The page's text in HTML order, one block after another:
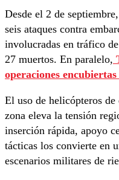
Desde el 2 de
seis ataques contra
involucradas en tráfico
27 muertos. En paralelo,
operaciones
El uso de helicópteros de
zona eleva la tensión
inserción rápida, apoyo
tácticas los convierte en
escenarios militares de